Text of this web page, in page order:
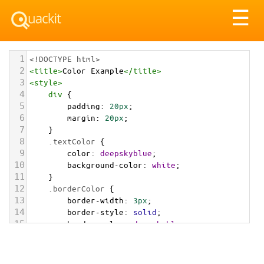
☰
1 <!DOCTYPE html>
2 <title>Color Example</title>
3 <style>
4 div {
5 padding: 20px;
6 margin: 20px;
7 }
8 .textColor {
9 color: deepskyblue;
10 background-color: white;
11 }
12 .borderColor {
13 border-width: 3px;
14 border-style: solid;
15 border-color: deepskyblue;